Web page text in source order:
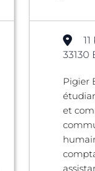
33130
Pigier
et